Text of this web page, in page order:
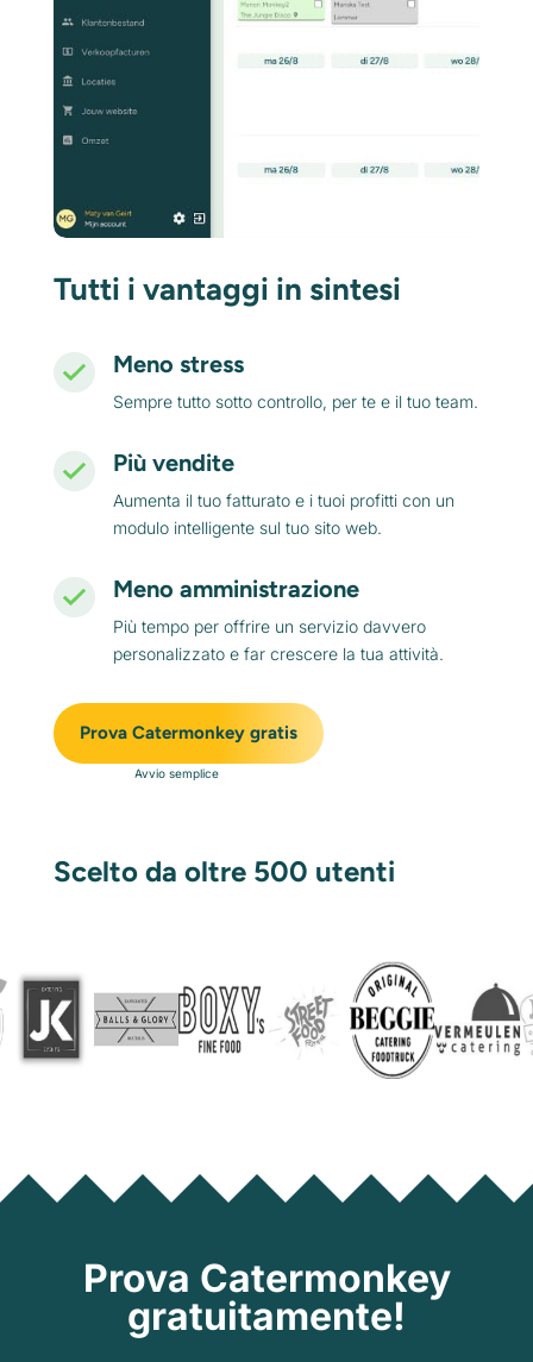
Tutti i vantaggi in sintesi
Meno stress
Sempre tutto sotto controllo, per te e il tuo team.
Più vendite
Aumenta il tuo fatturato e i tuoi profitti con un
modulo intelligente sul tuo sito web.
Meno amministrazione
Più tempo per offrire un servizio davvero
personalizzato e far crescere la tua attività.
Prova Catermonkey gratis
Avvio semplice
Scelto da oltre 500 utenti
Prova Catermonkey
gratuitamente!